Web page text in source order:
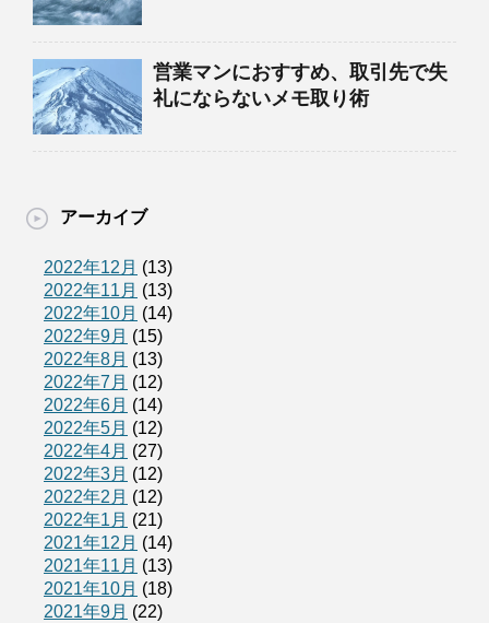
営業マンにおすすめ、取引先で失
礼にならないメモ取り術
アーカイブ
2022年12月 (13)
2022年11月 (13)
2022年10月 (14)
2022年9月 (15)
2022年8月 (13)
2022年7月 (12)
2022年6月 (14)
2022年5月 (12)
2022年4月 (27)
2022年3月 (12)
2022年2月 (12)
2022年1月 (21)
2021年12月 (14)
2021年11月 (13)
2021年10月 (18)
2021年9月 (22)